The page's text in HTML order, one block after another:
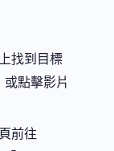
上找到目標
點擊影片
前往